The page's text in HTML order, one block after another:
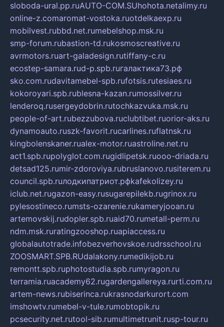
sloboda-ural.pp.ruAUTO-COM.SUhohota.netalimy.ru
online-z.comaromat-vostoka.ruotdelkaexp.ru
mobilvest.rubbd.net.rumebelshop.msk.ru
smp-forum.rubastion-td.rukosmoscreative.ru
avrmotors.ruart-galadesign.rutiffany-c.ru
ecostep-samara.rud-p.spb.ruгалактика73.рф
sko.com.rudavitamebel-spb.rufotsis.rutesiaes.ru
kokoroyari.spb.rublesna-kazan.rumossilver.ru
lenderoq.rusergeydobrin.rutochkazvuka.msk.ru
people-of-art.rubezzubova.ruclubtibet.ruorior-aks.ru
dynamoauto.ruszk-favorit.rucarlines.ruflatnsk.ru
kingbolenskaner.rualex-motor.ruastroline.net.ru
act1.spb.rupolyglot.com.rugidlipetsk.ruooo-driada.ru
detsad125.rumir-zdoroviya.rubruslanovo.rusiterem.ru
council.spb.ruлодкипатриот.рфkafekolizey.ru
iclub.net.rugazon-easy.rusugarepilekb.rugrinox.ru
pylesostineco.rumsts-ozarenie.rukameryjooan.ru
artemovskij.rudopler.spb.ruaid70.rumetall-perm.ru
ndm.msk.ruratingzooshop.ruapiaccess.ru
globalautotrade.infobezverhovskoe.rudrsschool.ru
ZOOSMART.SPB.RUdalakony.rumedikijob.ru
remontt.spb.ruphotostudia.spb.rumyragon.ru
terramia.ruacademy62.rugardengallereya.rurti.com.ru
artem-news.rubiserinca.rukrasnodarkurort.com
imshowtv.rumebel-v-tule.rumobtopik.ru
pcsecurity.net.rutool-sib.rumultimetrunit.rusp-tour.ru